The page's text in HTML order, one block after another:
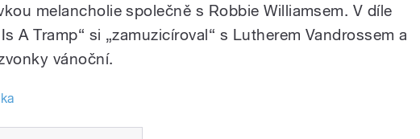
melancholie společně s Robbie Williamsem. V díle
A Tramp“ si „zamuzicíroval“ s Lutherem Vandrossem a
vánoční.